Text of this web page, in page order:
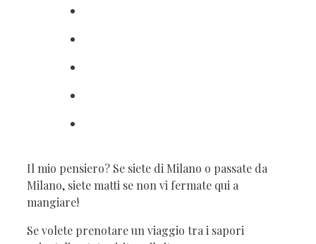
Il mio pensiero? Se siete di Milano o passate da
Milano, siete matti se non vi fermate qui a
mangiare!
Se volete prenotare un viaggio tra i sapori